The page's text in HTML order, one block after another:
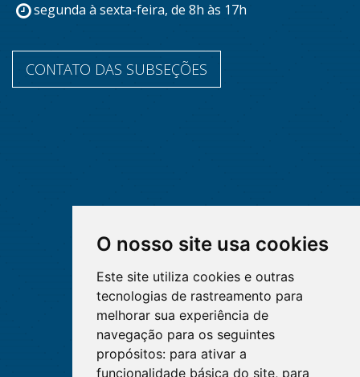
O nosso site usa cookies
Este site utiliza cookies e outras
tecnologias de rastreamento para
melhorar sua experiência de
navegação para os seguintes
propósitos: para ativar a
funcionalidade básica do site, para
segunda à sexta-feira, de 8h às 17h
CONTATO DAS SUBSEÇÕES